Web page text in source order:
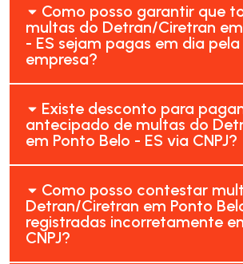
Como posso garantir que
multas do Detran/Ciretran
- ES sejam pagas em dia
empresa?
Existe desconto para
antecipado de multas do
em Ponto Belo - ES via CNPJ?
Como posso contestar
Detran/Ciretran em Ponto
registradas incorretamente
CNPJ?